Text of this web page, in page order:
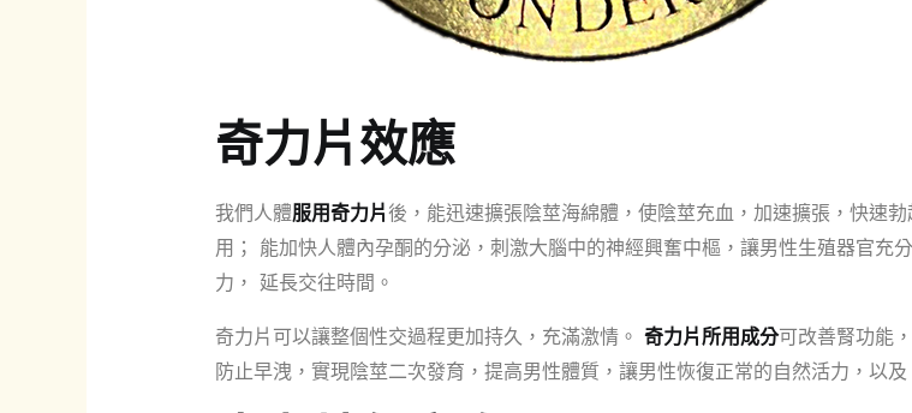
奇力片效應
我們人體服用奇力片後，能迅速擴張陰莖海綿體，使陰莖充血，加速擴張，快速
用； 能加快人體內孕酮的分泌，刺激大腦中的神經興奮中樞，讓男性生殖器官充
力， 延長交往時間。
奇力片可以讓整個性交過程更加持久，充滿激情。 奇力片所用成分可改善腎功能
防止早洩，實現陰莖二次發育，提高男性體質，讓男性恢復正常的自然活力，以